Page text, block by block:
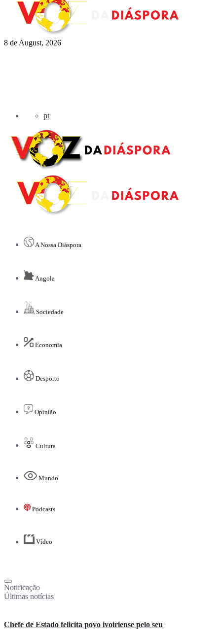
8 de August, 2026
pt
A Nossa Diáspora
Angola
Sociedade
Economia
Desporto
Opinião
Cultura
Mundo
Podcasts
Vídeo
Notificação
Últimas notícias
Chefe de Estado felicita povo ivoiriense pelo seu